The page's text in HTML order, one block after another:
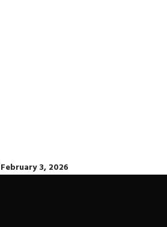
February 3, 2026